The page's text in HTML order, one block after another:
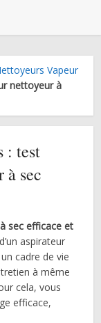
Vapeur
nettoyeur à
: test
à sec
sec efficace et
aspirateur
cadre de vie
à même
cela, vous
efficace,